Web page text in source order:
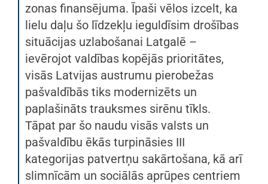
zonas finansējuma. Īpaši vēlos izcelt, ka
lielu daļu šo līdzekļu ieguldīsim drošības
situācijas uzlabošanai Latgalē –
ievērojot valdības kopējās prioritātes,
visās Latvijas austrumu pierobežas
pašvaldībās tiks modernizēts un
paplašināts trauksmes sirēnu tīkls.
Tāpat par šo naudu visās valsts un
pašvaldību ēkās turpināsies III
kategorijas patvertņu sakārtošana, kā arī
slimnīcām un sociālās aprūpes centriem